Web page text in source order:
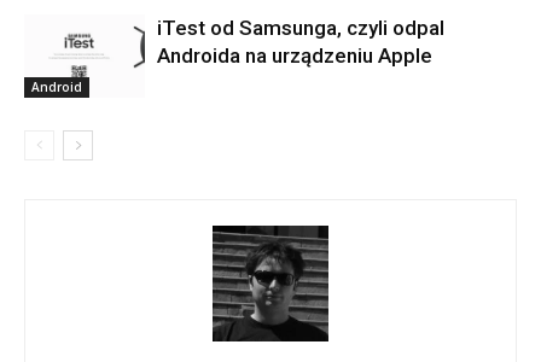
Android
iTest od Samsunga, czyli odpal
Androida na urządzeniu Apple